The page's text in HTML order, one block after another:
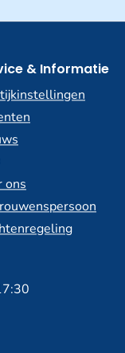
& Informatie
ons